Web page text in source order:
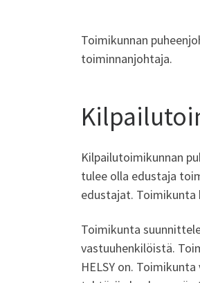
Toimikunnan
toiminnanjohtaja.
Kilpailutoimikunnan
tulee olla edustaja
edustajat. Toimikunta
Toimikunta
vastuuhenkilöistä.
HELSY on.